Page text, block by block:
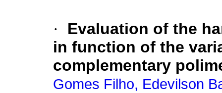
·
Evaluation of the
in function of the
complementary
Gomes Filho, Edevilson